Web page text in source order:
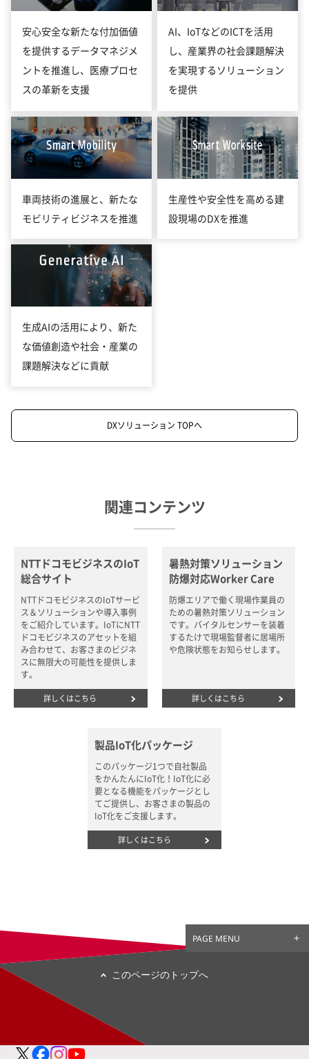
PAGE MENU
安心安全な新たな付加価値
を提供するデータマネジメ
ントを推進し、医療プロセ
スの革新を支援
AI、IoTなどのICTを活用
し、産業界の社会課題解決
を実現するソリューション
を提供
車両技術の進展と、新たな
モビリティビジネスを推進
生産性や安全性を高める建
設現場のDXを推進
生成AIの活用により、新た
な価値創造や社会・産業の
課題解決などに貢献
DXソリューション TOPへ
関連コンテンツ
NTTドコモビジネスのIoT
総合サイト
NTTドコモビジネスのIoTサービ
ス＆ソリューションや導入事例
をご紹介しています。IoTにNTT
ドコモビジネスのアセットを組
み合わせて、お客さまのビジネ
スに無限大の可能性を提供しま
す。
詳しくはこちら
暑熱対策ソリューション
防爆対応Worker Care
防爆エリアで働く現場作業員の
ための暑熱対策ソリューション
です。バイタルセンサーを装着
するたけで現場監督者に居場所
や危険状態をお知らせします。
詳しくはこちら
製品IoT化パッケージ
このパッケージ1つで自社製品
をかんたんにIoT化！IoT化に必
要となる機能をパッケージとし
てご提供し、お客さまの製品の
IoT化をご支援します。
詳しくはこちら
このページのトップへ